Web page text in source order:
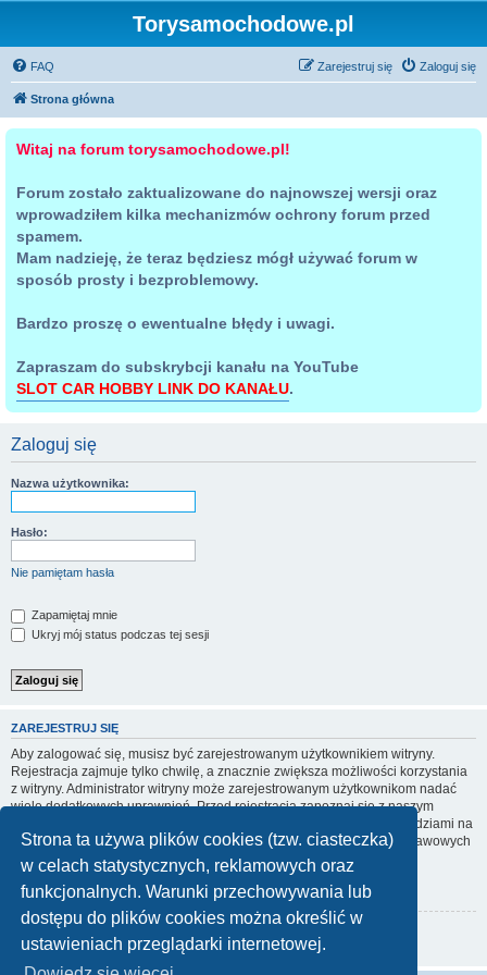
Strona ta używa plików cookies (tzw. ciasteczka)
w celach statystycznych, reklamowych oraz
funkcjonalnych. Warunki przechowywania lub
dostępu do plików cookies można określić w
ustawieniach przeglądarki internetowej.
Torysamochodowe.pl
FAQ Zaloguj się
Zarejestruj się
Strona główna
Witaj na forum torysamochodowe.pl!
Forum zostało zaktualizowane do najnowszej wersji oraz
wprowadziłem kilka mechanizmów ochrony forum przed
spamem.
Mam nadzieję, że teraz będziesz mógł używać forum w
sposób prosty i bezproblemowy.
Bardzo proszę o ewentualne błędy i uwagi.
Zapraszam do subskrybcji kanału na YouTube
SLOT CAR HOBBY LINK DO KANAŁU.
Zaloguj się
Nazwa użytkownika:
Hasło:
Nie pamiętam hasła
Zapamiętaj mnie
Ukryj mój status podczas tej sesji
ZAREJESTRUJ SIĘ
Aby zalogować się, musisz być zarejestrowanym użytkownikiem witryny.
Rejestracja zajmuje tylko chwilę, a znacznie zwiększa możliwości korzystania
z witryny. Administrator witryny może zarejestrowanym użytkownikom nadać
wiele dodatkowych uprawnień. Przed rejestracją zapoznaj się z naszym
regulaminem, zasadami ochrony danych osobowych oraz z odpowiedziami na
często zadawane pytania (FAQ), gdzie jest wyjaśnionych wiele podstawowych
zagadnień dotyczących funkcjonowania witryny.
Regulamin|Zasady ochrony danych osobowych
Zarejestruj się